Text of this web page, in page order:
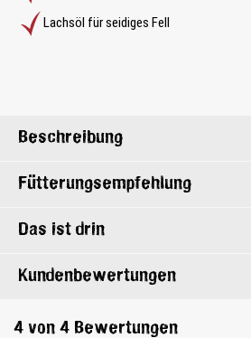
Lachsöl für seidiges Fell
Beschreibung
Fütterungsempfehlung
Das ist drin
Kundenbewertungen
4 von 4 Bewertungen